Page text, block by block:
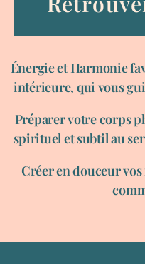
Énergie et Harmonie
intérieure, qui vous
Préparer votre corps
spirituel et subtil au
Créer en douceur